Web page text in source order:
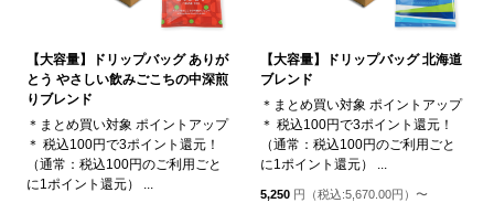
【大容量】ドリップバッグ ありが
とう やさしい飲みごこちの中深煎
りブレンド
＊まとめ買い対象 ポイントアップ
＊ 税込100円で3ポイント還元！
（通常：税込100円のご利用ごと
に1ポイント還元） ...
【大容量】ドリップバッグ 北海道
ブレンド
＊まとめ買い対象 ポイントアップ
＊ 税込100円で3ポイント還元！
（通常：税込100円のご利用ごと
に1ポイント還元） ...
5,250 円（税込:5,670.00円）〜